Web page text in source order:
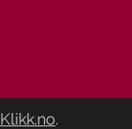
Klikk.no.